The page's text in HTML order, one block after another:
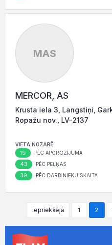
MAS
MERCOR, AS
Krusta iela 3, Langstiņi,
Ropažu nov., LV-2137
VIETA NOZARĒ
19 PĒC APGROZĪJUMA
43 PĒC PEĻŅAS
39 PĒC DARBINIEKU SKAITA
iepriekšējā 1 2